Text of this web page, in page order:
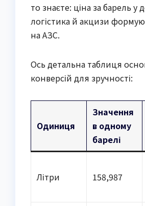
то знаєте: ціна за барель у
логістика й акцизи
на АЗС.
Ось детальна таблиця
конверсій для зручності:
Одиниця
Значення
в одному
барелі
Літри 158,987